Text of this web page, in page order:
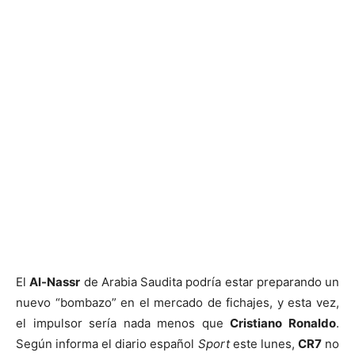
ElAl-Nassr de Arabia Saudita podría estar preparando un
nuevo “bombazo” en el mercado de fichajes, y esta vez,
el impulsor sería nada menos queCristiano Ronaldo.
Según informa el diario español Sporteste lunes, CR7no